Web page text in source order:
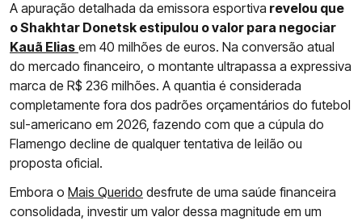
A apuração detalhada da emissora esportiva revelou que
o Shakhtar Donetsk estipulou o valor para negociar
Kauã Elias em 40 milhões de euros. Na conversão atual
do mercado financeiro, o montante ultrapassa a expressiva
marca de R$ 236 milhões. A quantia é considerada
completamente fora dos padrões orçamentários do futebol
sul-americano em 2026, fazendo com que a cúpula do
Flamengo decline de qualquer tentativa de leilão ou
proposta oficial.
Embora o Mais Querido desfrute de uma saúde financeira
consolidada, investir um valor dessa magnitude em um